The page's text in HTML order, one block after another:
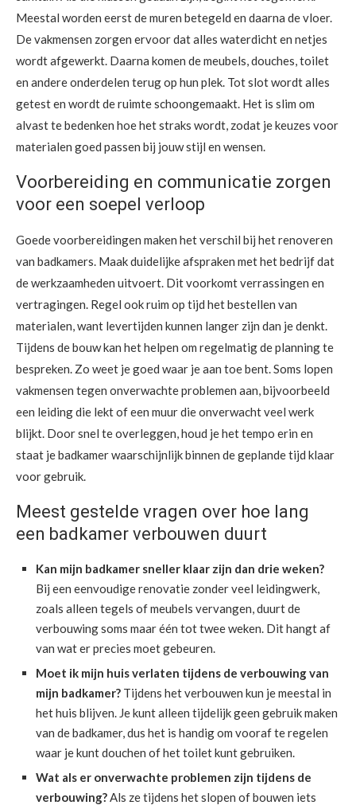
Meestal worden eerst de muren betegeld en daarna de vloer.
De vakmensen zorgen ervoor dat alles waterdicht en netjes
wordt afgewerkt. Daarna komen de meubels, douches, toilet
en andere onderdelen terug op hun plek. Tot slot wordt alles
getest en wordt de ruimte schoongemaakt. Het is slim om
alvast te bedenken hoe het straks wordt, zodat je keuzes voor
materialen goed passen bij jouw stijl en wensen.
Voorbereiding en communicatie zorgen
voor een soepel verloop
Goede voorbereidingen maken het verschil bij het renoveren
van badkamers. Maak duidelijke afspraken met het bedrijf dat
de werkzaamheden uitvoert. Dit voorkomt verrassingen en
vertragingen. Regel ook ruim op tijd het bestellen van
materialen, want levertijden kunnen langer zijn dan je denkt.
Tijdens de bouw kan het helpen om regelmatig de planning te
bespreken. Zo weet je goed waar je aan toe bent. Soms lopen
vakmensen tegen onverwachte problemen aan, bijvoorbeeld
een leiding die lekt of een muur die onverwacht veel werk
blijkt. Door snel te overleggen, houd je het tempo erin en
staat je badkamer waarschijnlijk binnen de geplande tijd klaar
voor gebruik.
Meest gestelde vragen over hoe lang
een badkamer verbouwen duurt
Kan mijn badkamer sneller klaar zijn dan drie weken?
Bij een eenvoudige renovatie zonder veel leidingwerk,
zoals alleen tegels of meubels vervangen, duurt de
verbouwing soms maar één tot twee weken. Dit hangt af
van wat er precies moet gebeuren.
Moet ik mijn huis verlaten tijdens de verbouwing van
mijn badkamer? Tijdens het verbouwen kun je meestal in
het huis blijven. Je kunt alleen tijdelijk geen gebruik maken
van de badkamer, dus het is handig om vooraf te regelen
waar je kunt douchen of het toilet kunt gebruiken.
Wat als er onverwachte problemen zijn tijdens de
verbouwing?Als ze tijdens het slopen of bouwen iets